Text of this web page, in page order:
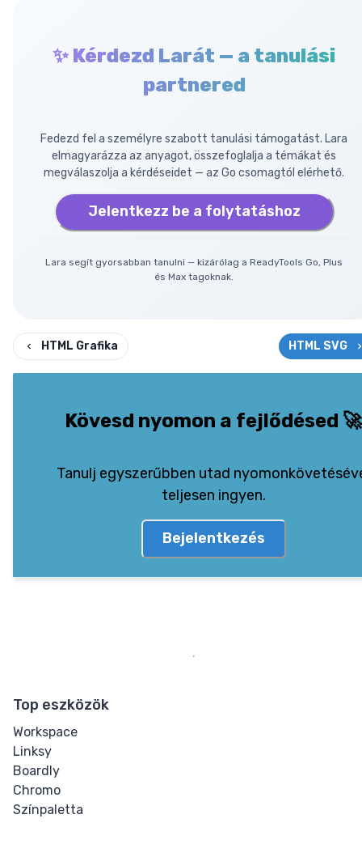
✨ Kérdezd Larát — a tanulási
partnered
Fedezd fel a személyre szabott tanulási támogatást. Lara
elmagyarázza az anyagot, összefoglalja a témákat és
megválaszolja a kérdéseidet — az Go csomagtól elérhető.
Jelentkezz be a folytatáshoz
Lara segít gyorsabban tanulni — kizárólag a ReadyTools Go, Plus
és Max tagoknak.
HTML Grafika HTML SVG
Kövesd nyomon a fejlődésed 🚀
Tanulj egyszerűbben utad
teljesen ingyen.
Bejelentkezés
Top eszközök
Workspace
Linksy
Boardly
Chromo
Színpaletta